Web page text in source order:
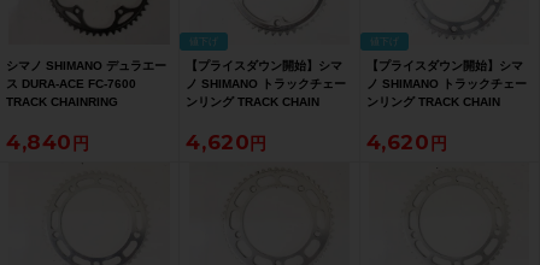
シマノ SHIMANO デュラエー
ス DURA-ACE FC-7600
TRACK CHAINRING
4,840
値下げ
【プライスダウン開始】シマ
ノ SHIMANO トラックチェー
ンリング TRACK CHAIN
リング 〇【お買い得SALE】
4,620
値下げ
【プライスダウン開始】シマ
ノ SHIMANO トラックチェー
ンリング TRACK CHAIN
リング 〇【お買い得SALE】
4,620